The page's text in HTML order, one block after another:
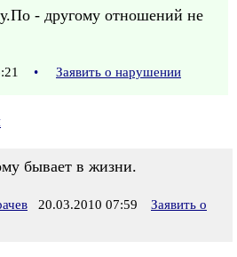
- другому отношений не
• Заявить о нарушении
бывает в жизни.
20.03.2010 07:59
Заявить о